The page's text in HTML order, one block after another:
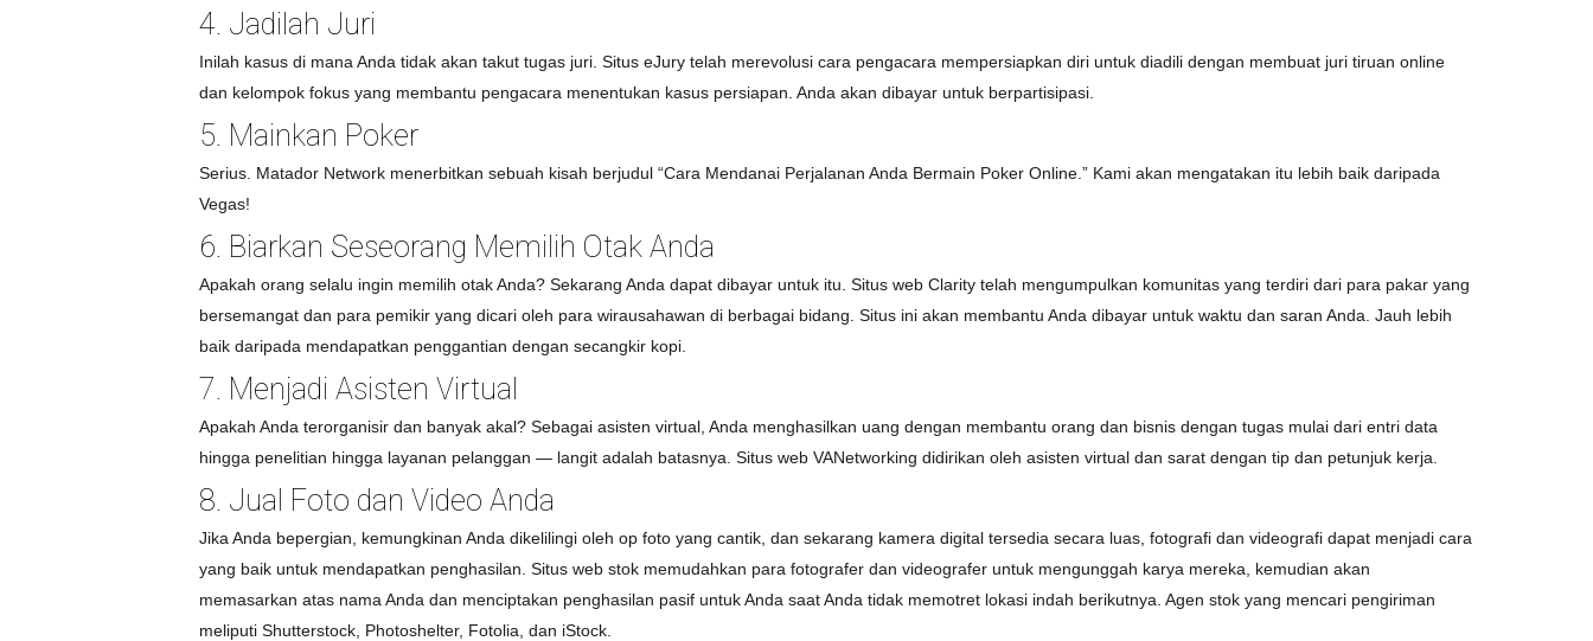
4. Jadilah Juri
Inilah kasus di mana Anda tidak akan takut tugas juri. Situs eJury telah merevolusi cara pengacara mempersiapkan diri untuk diadili dengan membuat juri tiruan online
dan kelompok fokus yang membantu pengacara menentukan kasus persiapan. Anda akan dibayar untuk berpartisipasi.
5. Mainkan Poker
Serius. Matador Network menerbitkan sebuah kisah berjudul “Cara Mendanai Perjalanan Anda Bermain Poker Online.” Kami akan mengatakan itu lebih baik daripada
Vegas!
6. Biarkan Seseorang Memilih Otak Anda
Apakah orang selalu ingin memilih otak Anda? Sekarang Anda dapat dibayar untuk itu. Situs web Clarity telah mengumpulkan komunitas yang terdiri dari para pakar yang
bersemangat dan para pemikir yang dicari oleh para wirausahawan di berbagai bidang. Situs ini akan membantu Anda dibayar untuk waktu dan saran Anda. Jauh lebih
baik daripada mendapatkan penggantian dengan secangkir kopi.
7. Menjadi Asisten Virtual
Apakah Anda terorganisir dan banyak akal? Sebagai asisten virtual, Anda menghasilkan uang dengan membantu orang dan bisnis dengan tugas mulai dari entri data
hingga penelitian hingga layanan pelanggan — langit adalah batasnya. Situs web VANetworking didirikan oleh asisten virtual dan sarat dengan tip dan petunjuk kerja.
8. Jual Foto dan Video Anda
Jika Anda bepergian, kemungkinan Anda dikelilingi oleh op foto yang cantik, dan sekarang kamera digital tersedia secara luas, fotografi dan videografi dapat menjadi cara
yang baik untuk mendapatkan penghasilan. Situs web stok memudahkan para fotografer dan videografer untuk mengunggah karya mereka, kemudian akan
memasarkan atas nama Anda dan menciptakan penghasilan pasif untuk Anda saat Anda tidak memotret lokasi indah berikutnya. Agen stok yang mencari pengiriman
meliputi Shutterstock, Photoshelter, Fotolia, dan iStock.